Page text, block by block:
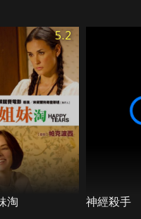
收留並慢慢的喜
春已逝的婦人。他
的女子謀劃新的劇
她可以挽回漸行漸
5.2
淘 神經殺手